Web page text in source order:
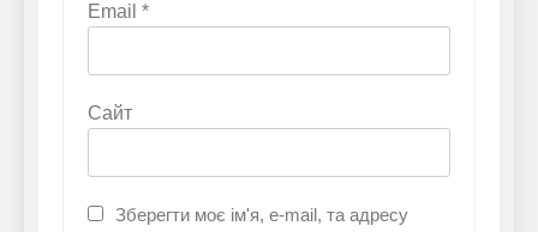
Email *
Сайт
Зберегти моє ім'я, e-mail, та адресу